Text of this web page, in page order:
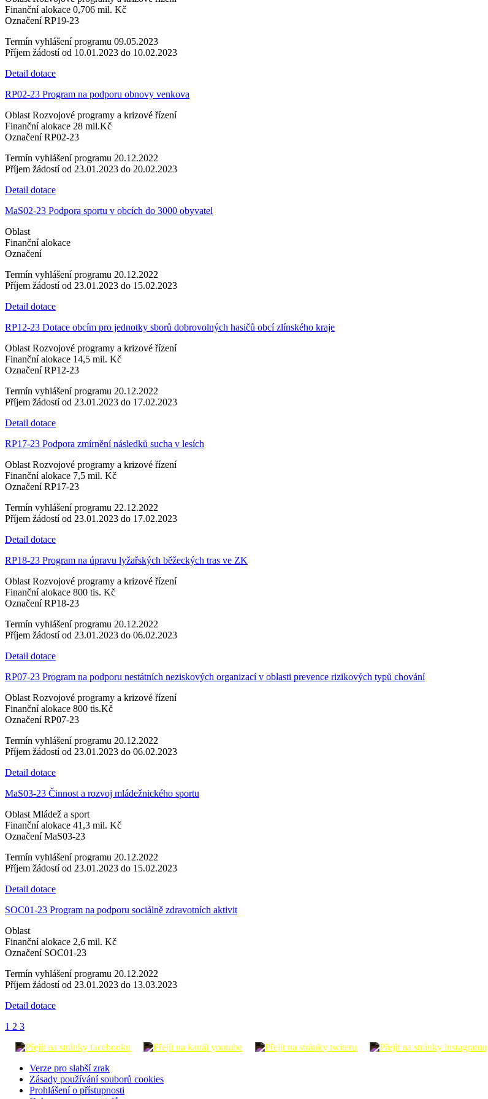
Finanční alokace 0,706 mil. Kč
OznačeníRP19-23
Termín vyhlášení programu 09.05.2023
Příjem žádostíod 10.01.2023 do 10.02.2023
Detail dotace
RP02-23 Program na podporu obnovy venkova
Oblast Rozvojové programy a krizové řízení
Finanční alokace 28 mil.Kč
OznačeníRP02-23
Termín vyhlášení programu 20.12.2022
Příjem žádostíod 23.01.2023 do 20.02.2023
Detail dotace
MaS02-23 Podpora sportu v obcích do 3000 obyvatel
Oblast
Finanční alokace
Označení
Termín vyhlášení programu 20.12.2022
Příjem žádostíod 23.01.2023 do 15.02.2023
Detail dotace
RP12-23 Dotace obcím pro jednotky sborů dobrovolných hasičů obcí zlínského kraje
Oblast Rozvojové programy a krizové řízení
Finanční alokace 14,5 mil. Kč
OznačeníRP12-23
Termín vyhlášení programu 20.12.2022
Příjem žádostíod 23.01.2023 do 17.02.2023
Detail dotace
RP17-23 Podpora zmírnění následků sucha v lesích
Oblast Rozvojové programy a krizové řízení
Finanční alokace 7,5 mil. Kč
OznačeníRP17-23
Termín vyhlášení programu 22.12.2022
Příjem žádostíod 23.01.2023 do 17.02.2023
Detail dotace
RP18-23 Program na úpravu lyžařských běžeckých tras ve ZK
Oblast Rozvojové programy a krizové řízení
Finanční alokace 800 tis. Kč
OznačeníRP18-23
Termín vyhlášení programu 20.12.2022
Příjem žádostíod 23.01.2023 do 06.02.2023
Detail dotace
RP07-23 Program na podporu nestátních neziskových organizací v oblasti prevence rizikových typů chování
Oblast Rozvojové programy a krizové řízení
Finanční alokace 800 tis.Kč
OznačeníRP07-23
Termín vyhlášení programu 20.12.2022
Příjem žádostíod 23.01.2023 do 06.02.2023
Detail dotace
MaS03-23 Činnost a rozvoj mládežnického sportu
Oblast Mládež a sport
Finanční alokace 41,3 mil. Kč
OznačeníMaS03-23
Termín vyhlášení programu 20.12.2022
Příjem žádostíod 23.01.2023 do 15.02.2023
Detail dotace
SOC01-23 Program na podporu sociálně zdravotních aktivit
Oblast
Finanční alokace 2,6 mil. Kč
OznačeníSOC01-23
Termín vyhlášení programu 20.12.2022
Příjem žádostíod 23.01.2023 do 13.03.2023
Detail dotace
1 2 3
Verze pro slabší zrak
Zásady používání souborů cookies
Prohlášení o přístupnosti